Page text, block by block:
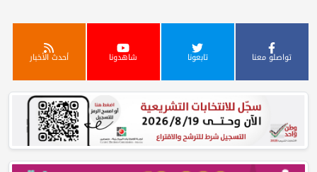
تواصلو معنا تابعونا شاهدونا أحدث الأخبار